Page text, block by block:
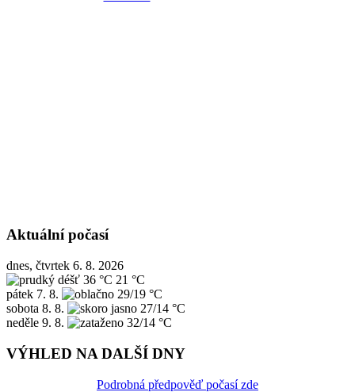
Aktuální počasí
dnes, čtvrtek 6. 8. 2026
36 °C 21 °C
pátek 7. 8.
29/19 °C
sobota 8. 8.
27/14 °C
neděle 9. 8. 32/14 °C
VÝHLED NA DALŠÍ DNY
Podrobná předpověď počasí zde